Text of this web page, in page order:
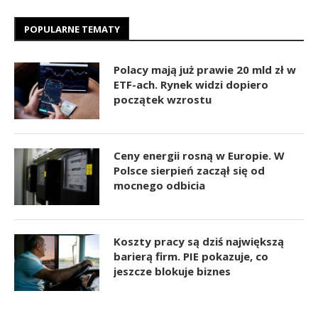
POPULARNE TEMATY
Polacy mają już prawie 20 mld zł w
ETF-ach. Rynek widzi dopiero
początek wzrostu
Ceny energii rosną w Europie. W
Polsce sierpień zaczął się od
mocnego odbicia
Koszty pracy są dziś największą
barierą firm. PIE pokazuje, co
jeszcze blokuje biznes